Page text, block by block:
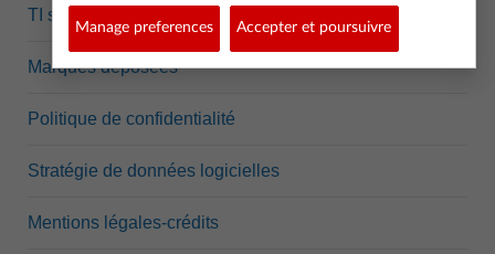
TI semi-conducteurs
Marques déposées
Politique de confidentialité
Stratégie de données logicielles
Mentions légales-crédits
Manage preferences Accepter et poursuivre